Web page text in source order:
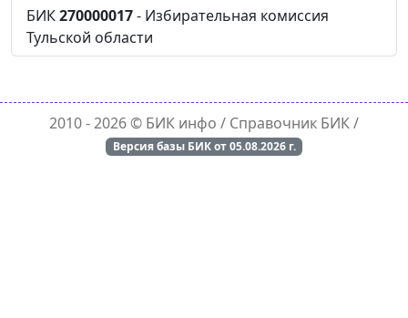
БИК270000017- Избирательная комиссия
Тульской области
2010 - 2026 © БИК инфо / Справочник БИК /
Версия базы БИК от05.08.2026г.